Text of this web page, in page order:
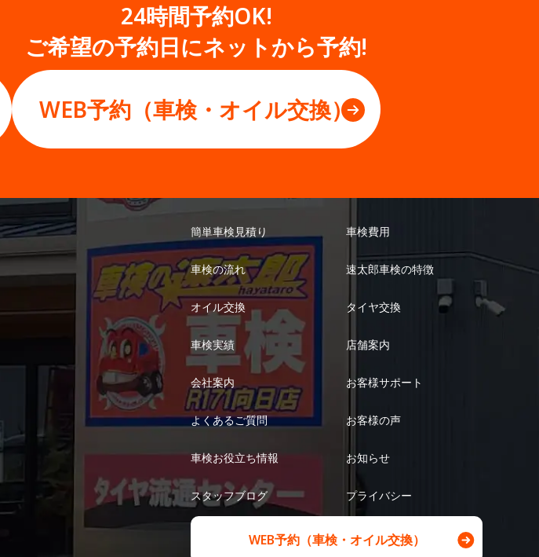
24時間予約OK!
ご希望の予約日にネットから予約!
WEB予約（車検・オイル交換）
簡単車検見積り 車検費用
車検の流れ 速太郎車検の特徴
オイル交換 タイヤ交換
車検実績 店舗案内
会社案内 お客様サポート
よくあるご質問 お客様の声
車検お役立ち情報 お知らせ
スタッフブログ プライバシー
WEB予約（車検・オイル交換）